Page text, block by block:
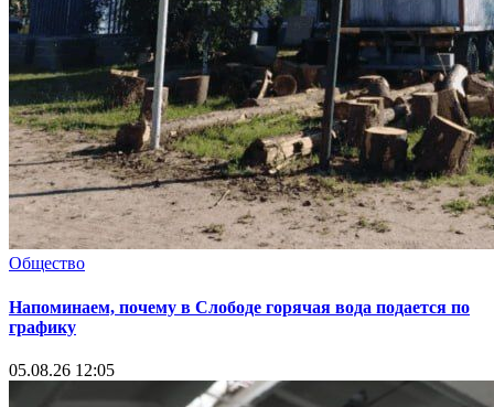
Общество
Напоминаем, почему в Слободе горячая вода подается по
графику
05.08.26 12:05